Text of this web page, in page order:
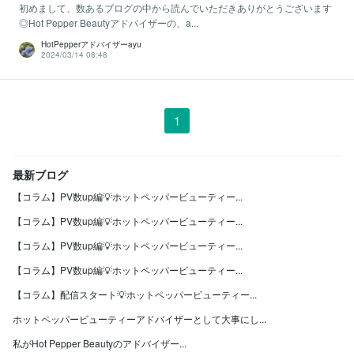
初めまして、数あるブログの中から読んでいただきありがとうございます
◎Hot Pepper Beautyアドバイザーの、a...
HotPepperアドバイザーayu
2024/03/14 08:48
1
最新ブログ
【コラム】PV数up編💡ホットペッパービューティー...
【コラム】PV数up編💡ホットペッパービューティー...
【コラム】PV数up編💡ホットペッパービューティー...
【コラム】PV数up編💡ホットペッパービューティー...
【コラム】配信スタート💡ホットペッパービューティー...
ホットペッパービューティーアドバイザーとして大事にし...
私がHot Pepper Beautyのアドバイザー...